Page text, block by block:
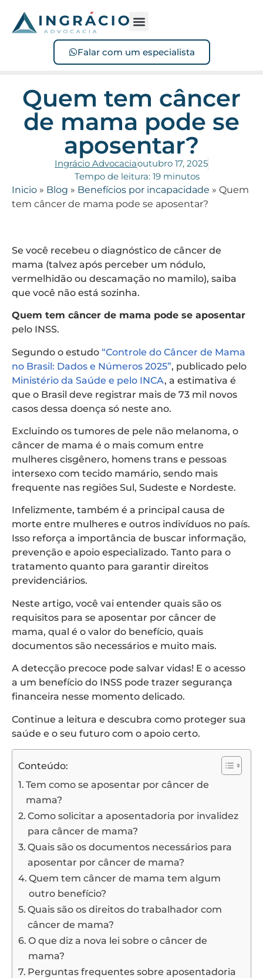
Falar com um especialista
Quem tem câncer
de mama pode se
aposentar​?
Ingrácio Advocaciaoutubro 17, 2025
Tempo de leitura: 19 minutos
Inicio » Blog » Benefícios por incapacidade » Quem
tem câncer de mama pode se aposentar​?
Se você recebeu o diagnóstico de câncer de
mama (talvez após perceber um nódulo,
vermelhidão ou descamação no mamilo), saiba
que você não está sozinha.
Quem tem câncer de mama pode se aposentar
pelo INSS.
Segundo o estudo “Controle do Câncer de Mama
no Brasil: Dados e Números 2025”, publicado pelo
Ministério da Saúde e pelo INCA, a estimativa é
que o Brasil deve registrar mais de 73 mil novos
casos dessa doença só neste ano.
Excluindo os tumores de pele não melanoma, o
câncer de mama é o mais comum entre
mulheres cisgênero, homens trans e pessoas
intersexo com tecido mamário, sendo mais
frequente nas regiões Sul, Sudeste e Nordeste.
Infelizmente, também é a principal causa de
morte entre mulheres e outros indivíduos no país.
Isso reforça a importância de buscar informação,
prevenção e apoio especializado. Tanto para o
tratamento quanto para garantir direitos
previdenciários.
Neste artigo, você vai entender quais são os
requisitos para se aposentar por câncer de
mama, qual é o valor do benefício, quais
documentos são necessários e muito mais.
A detecção precoce pode salvar vidas! E o acesso
a um benefício do INSS pode trazer segurança
financeira nesse momento delicado.
Continue a leitura e descubra como proteger sua
saúde e o seu futuro com o apoio certo.
Conteúdo:
Tem como se aposentar por câncer de
mama?
Como solicitar a aposentadoria por invalidez
para câncer de mama?
Quais são os documentos necessários para
aposentar por câncer de mama?
Quem tem câncer de mama tem algum
outro benefício?
Quais são os direitos do trabalhador com
câncer de mama?
O que diz a nova lei sobre o câncer de
mama?
Perguntas frequentes sobre aposentadoria